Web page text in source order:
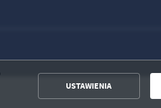
USTAWIENIA